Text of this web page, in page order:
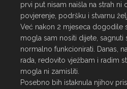
prvi put nisam naišla na strah ni
povjerenje, podršku i stvarnu
Već nakon 2 mjeseca dogodile
mogla sam nositi dijete, sagnuti
normalno funkcionirati. Danas,
rada, redovito vježbam i radim
mogla ni zamisliti.
Posebno bih istaknula njihov